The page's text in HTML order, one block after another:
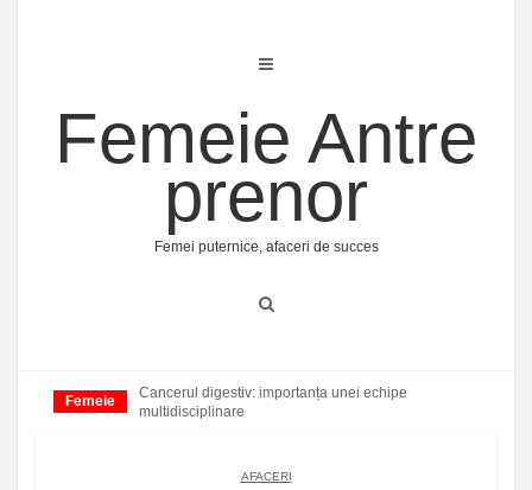
Femeie Antre
prenor
Femei puternice, afaceri de succes
Femeie
Cancerul digestiv: importanța unei echipe
multidisciplinare
AFACERI